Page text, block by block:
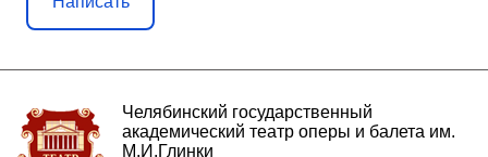
Челябинский государственный
академический театр оперы и балета им.
М.И.Глинки